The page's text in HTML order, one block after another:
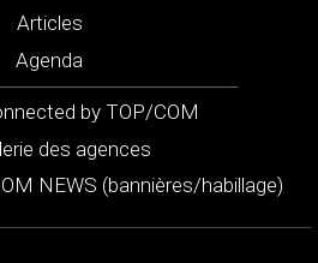
Articles
Agenda
by TOP/COM
des agences
NEWS (bannières/habillage)